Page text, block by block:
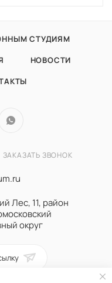
СТУДИЯМ
НОВОСТИ
ЗАКАЗАТЬ ЗВОНОК
Лес, 11, район
округ